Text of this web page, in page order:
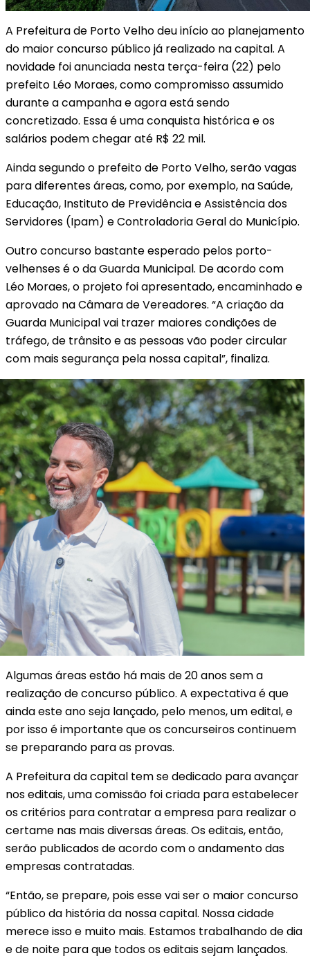
A Prefeitura de Porto Velho deu início ao planejamento
do maior concurso público já realizado na capital. A
novidade foi anunciada nesta terça-feira (22) pelo
prefeito Léo Moraes, como compromisso assumido
durante a campanha e agora está sendo
concretizado. Essa é uma conquista histórica e os
salários podem chegar até R$ 22 mil.
Ainda segundo o prefeito de Porto Velho, serão vagas
para diferentes áreas, como, por exemplo, na Saúde,
Educação, Instituto de Previdência e Assistência dos
Servidores (Ipam) e Controladoria Geral do Município.
Outro concurso bastante esperado pelos porto-
velhenses é o da Guarda Municipal. De acordo com
Léo Moraes, o projeto foi apresentado, encaminhado e
aprovado na Câmara de Vereadores. “A criação da
Guarda Municipal vai trazer maiores condições de
tráfego, de trânsito e as pessoas vão poder circular
com mais segurança pela nossa capital”, finaliza.
Algumas áreas estão há mais de 20 anos sem a
realização de concurso público. A expectativa é que
ainda este ano seja lançado, pelo menos, um edital, e
por isso é importante que os concurseiros continuem
se preparando para as provas.
A Prefeitura da capital tem se dedicado para avançar
nos editais, uma comissão foi criada para estabelecer
os critérios para contratar a empresa para realizar o
certame nas mais diversas áreas. Os editais, então,
serão publicados de acordo com o andamento das
empresas contratadas.
“Então, se prepare, pois esse vai ser o maior concurso
público da história da nossa capital. Nossa cidade
merece isso e muito mais. Estamos trabalhando de dia
e de noite para que todos os editais sejam lançados.